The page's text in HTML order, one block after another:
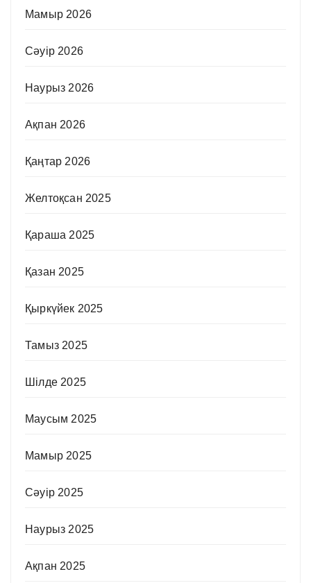
Мамыр 2026
Сәуір 2026
Наурыз 2026
Ақпан 2026
Қаңтар 2026
Желтоқсан 2025
Қараша 2025
Қазан 2025
Қыркүйек 2025
Тамыз 2025
Шілде 2025
Маусым 2025
Мамыр 2025
Сәуір 2025
Наурыз 2025
Ақпан 2025